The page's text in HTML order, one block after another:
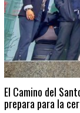
El Camino del
prepara para la